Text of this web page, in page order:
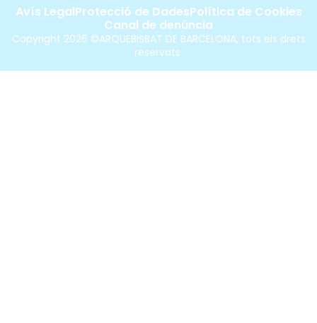
Copyright 2026 ©ARQUEBISBAT DE BARCELONA, tots els drets
reservats.
Avís LegalProtecció de DadesPolítica de Cookies
Canal de denúncia